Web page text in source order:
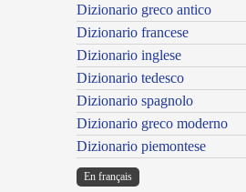
Dizionario greco antico
Dizionario francese
Dizionario inglese
Dizionario tedesco
Dizionario spagnolo
Dizionario greco moderno
Dizionario piemontese
En français